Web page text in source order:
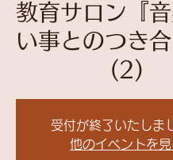
教育サロン『
い事とのつき合
(2)
受付が終了いたしま
他のイベントを見